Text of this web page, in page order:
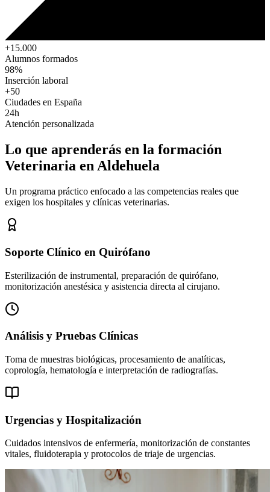
+15.000
Alumnos formados
98%
Inserción laboral
+50
Ciudades en España
24h
Atención personalizada
Lo que aprenderás en la formación
Veterinaria en Aldehuela
Un programa práctico enfocado a las competencias reales que
exigen los hospitales y clínicas veterinarias.
Soporte Clínico en Quirófano
Esterilización de instrumental, preparación de quirófano,
monitorización anestésica y asistencia directa al cirujano.
Análisis y Pruebas Clínicas
Toma de muestras biológicas, procesamiento de analíticas,
coprología, hematología e interpretación de radiografías.
Urgencias y Hospitalización
Cuidados intensivos de enfermería, monitorización de constantes
vitales, fluidoterapia y protocolos de triaje de urgencias.